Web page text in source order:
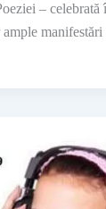
– celebrată
manifestări